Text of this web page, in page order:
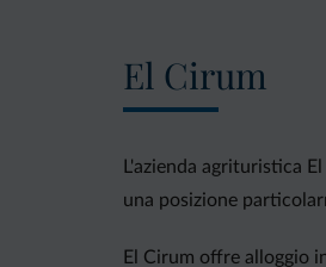
El Cirum
L'azienda agrituristica
una posizione
El Cirum offre alloggio